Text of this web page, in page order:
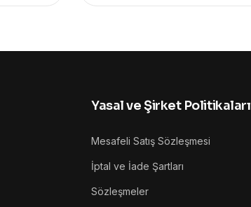
Yasal ve Şirket Politikaları
Mesafeli Satış Sözleşmesi
İptal ve İade Şartları
Sözleşmeler